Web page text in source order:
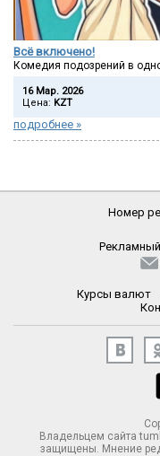
Всё включено!
Комедия подозрений в
16 Мар. 2026
Цена: KZT
подробнее »
Номер
Курсы валют
Владельцем сайта
защищены. Мнение